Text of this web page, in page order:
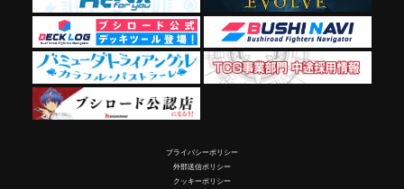
プライバシーポリシー
外部送信ポリシー
クッキーポリシー